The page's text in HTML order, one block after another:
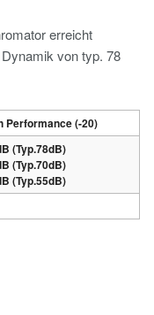
erreicht
von typ. 78
Performance (-20)
(Typ.78dB)
(Typ.70dB)
(Typ.55dB)